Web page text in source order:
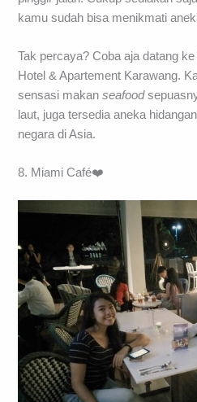
kamu sudah bisa menikmati
Tak percaya? Coba aja datang
Hotel & Apartement Karawang.
sensasi makanseafood
laut, juga tersedia aneka
negara di Asia.
8. Miami Café❤️